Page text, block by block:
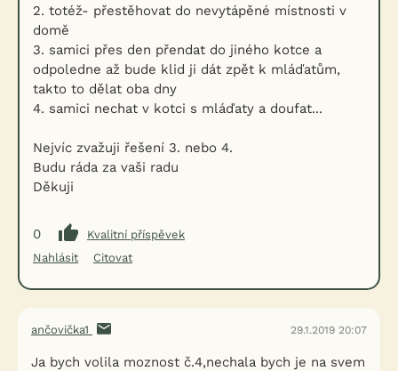
2. totéž- přestěhovat do nevytápěné místnosti v
domě
3. samici přes den přendat do jiného kotce a
odpoledne až bude klid ji dát zpět k mláďatům,
takto to dělat oba dny
4. samici nechat v kotci s mláďaty a doufat...
Nejvíc zvažuji řešení 3. nebo 4.
Budu ráda za vaši radu
Děkuji
0
Kvalitní příspěvek
Nahlásit
Citovat
ančovička1 29.1.2019 20:07
Ja bych volila moznost č.4,nechala bych je na svem